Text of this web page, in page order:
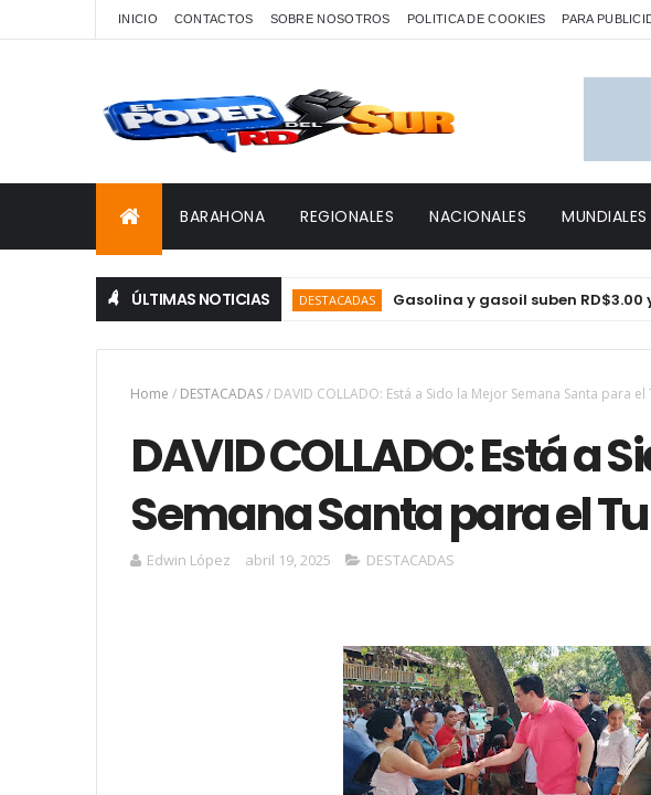
INICIO CONTACTOS SOBRE NOSOTROS POLITICA DE COOKIES PARA
BARAHONA REGIONALES NACIONALES MUNDIALES
ÚLTIMAS NOTICIASDESTACADAS Gasolina y gasoil suben RD$3.00 y
Home / DESTACADAS/ DAVID COLLADO: Está a Sido la Mejor Semana Santa para
DAVID COLLADO: Está a
Semana Santa para el
Edwin López abril 19, 2025 DESTACADAS